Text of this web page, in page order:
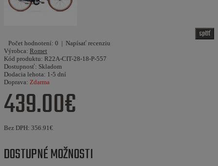
späť
Počet hodnotení: 0 | Napísať recenziu
Výrobca: Romet
Kód produktu: R22A-CIT-28-18-P-557
Dostupnosť: Skladom
Dodacia lehota: 1-5 dní
Doprava: Zdarma
439.00€
Bez DPH: 356.91€
DOSTUPNÉ MOŽNOSTI